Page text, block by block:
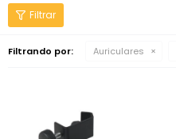
Filtrando por: Auriculares